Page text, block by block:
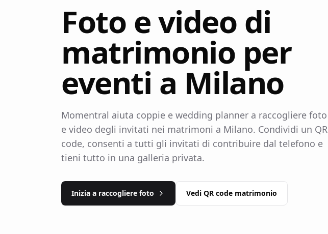
Foto e video di
matrimonio per
eventi a Milano
Momentral aiuta coppie e wedding planner a raccogliere foto
e video degli invitati nei matrimoni a Milano. Condividi un QR
code, consenti a tutti gli invitati di contribuire dal telefono e
tieni tutto in una galleria privata.
Inizia a raccogliere foto Vedi QR code matrimonio